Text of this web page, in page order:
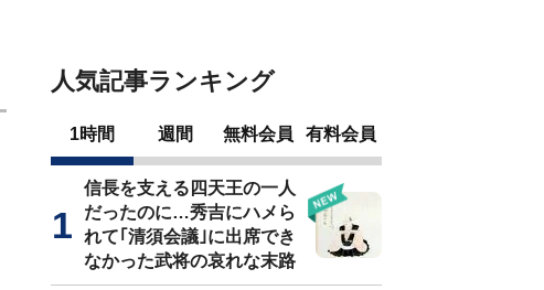
人気記事ランキング
1時間 週間 無料会員 有料会員
信長を支える四天王の一人
だったのに…秀吉にハメら
れて｢清須会議｣に出席でき
なかった武将の哀れな末路